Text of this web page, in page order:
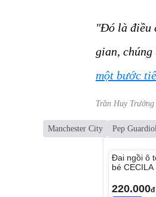
"Đó là điều
gian,
một bước
Trần Huy Trưởng
Manchester City Pep
Đai ngồi ô
bé CECILA
220.000đ